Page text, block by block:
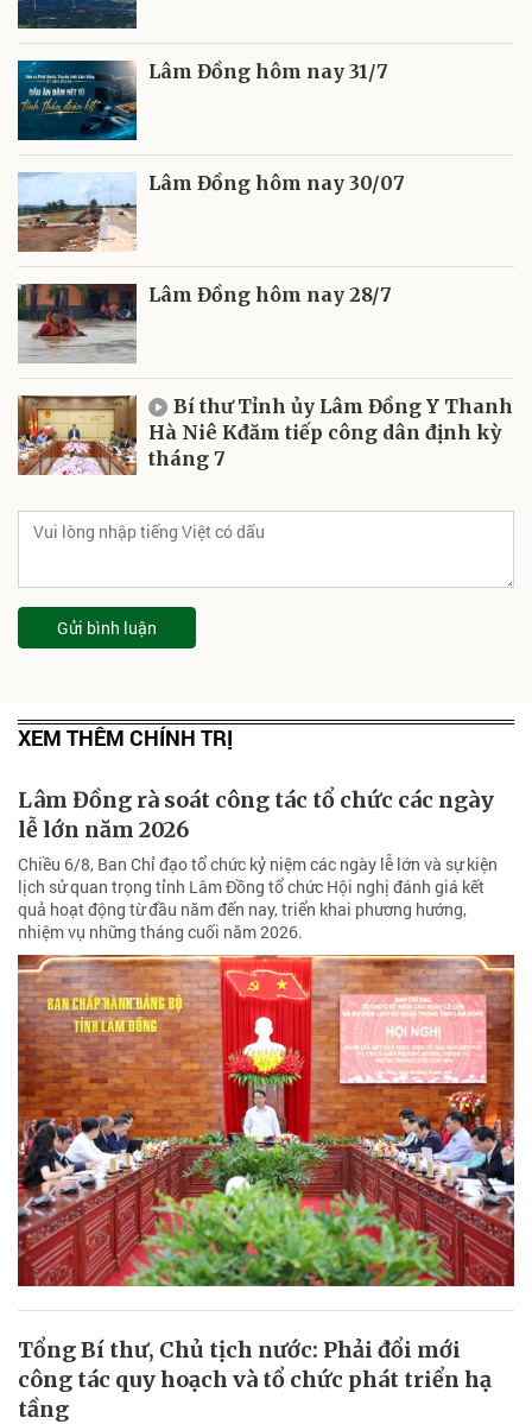
Lâm Đồng hôm nay 31/7
Lâm Đồng hôm nay 30/07
Lâm Đồng hôm nay 28/7
Bí thư Tỉnh ủy Lâm Đồng Y Thanh
Hà Niê Kđăm tiếp công dân định kỳ
tháng 7
Gửi bình luận
XEM THÊM CHÍNH TRỊ
Lâm Đồng rà soát công tác tổ chức các ngày
lễ lớn năm 2026
Chiều 6/8, Ban Chỉ đạo tổ chức kỷ niệm các ngày lễ lớn và sự kiện
lịch sử quan trọng tỉnh Lâm Đồng tổ chức Hội nghị đánh giá kết
quả hoạt động từ đầu năm đến nay, triển khai phương hướng,
nhiệm vụ những tháng cuối năm 2026.
Tổng Bí thư, Chủ tịch nước: Phải đổi mới
công tác quy hoạch và tổ chức phát triển hạ
tầng